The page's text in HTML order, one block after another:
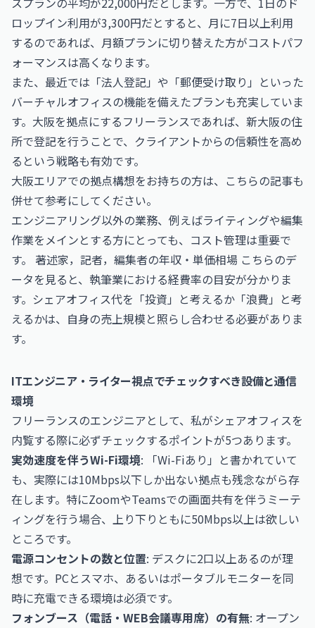
ロップイン利用が3,300円だとすると、月に7日以上利用
するのであれば、月額プランに切り替えた方がコストパフ
ォーマンスは高くなります。
また、最近では「法人登記」や「郵便受け取り」といった
バーチャルオフィスの機能を備えたプランも充実していま
す。大阪を拠点にするフリーランスであれば、新大阪の住
所で登記を行うことで、クライアントからの信頼性を高め
るという戦略も有効です。
大阪エリアでの拠点構想をお持ちの方は、こちらの記事も
併せて参考にしてください。
エンジニアリング以外の業務、例えばライティングや編集
作業をメインとする方にとっても、コスト管理は重要で
す。 著述家，記者，編集者の年収・単価相場 こちらのデ
ータを見ると、執筆業における経費率の目安が分かりま
す。シェアオフィス代を「投資」と考えるか「浪費」と考
えるかは、自身の売上規模と照らし合わせる必要がありま
す。
ITエンジニア・ライター視点でチェックすべき設備と通信
環境
フリーランスのエンジニアとして、私がシェアオフィスを
内覧する際に必ずチェックするポイントが5つあります。
実効速度を伴うWi-Fi環境: 「Wi-Fiあり」と書かれていて
も、実際には10Mbps以下しか出ない拠点も残念ながら存
在します。特にZoomやTeamsでの画面共有を伴うミーテ
ィングを行う場合、上り下りともに50Mbps以上は欲しい
ところです。
電源コンセントの数と位置: デスクに2口以上あるのが理
想です。PCとスマホ、あるいはポータブルモニターを同
時に充電できる環境は必須です。
フォンブース（電話・WEB会議専用席）の有無: オープン